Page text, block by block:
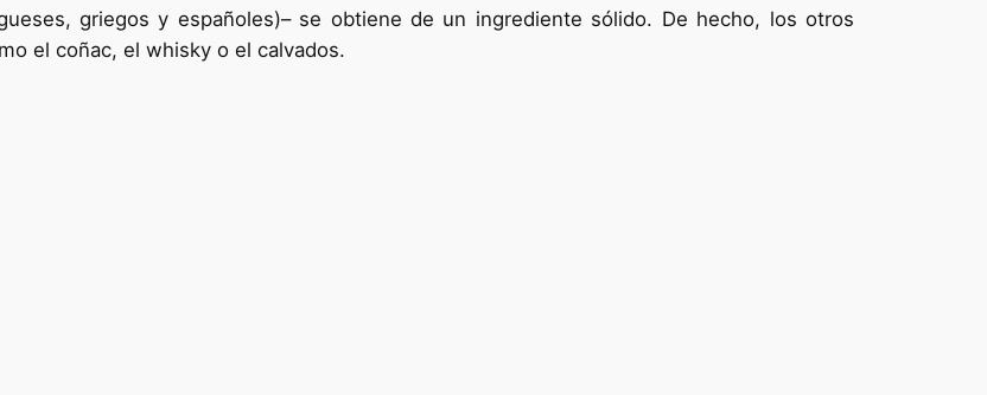
griegos y españoles)– se obtiene de un ingrediente sólido. De hecho, los otros
el coñac, el whisky o el calvados.